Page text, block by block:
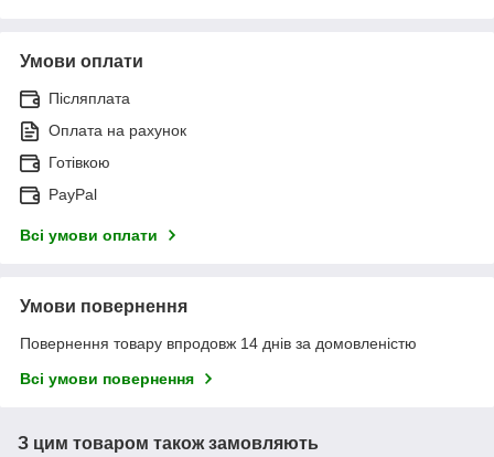
Умови оплати
Післяплата
Оплата на рахунок
Готівкою
PayPal
Всі умови оплати
Умови повернення
Повернення товару впродовж 14 днів за домовленістю
Всі умови повернення
З цим товаром також замовляють